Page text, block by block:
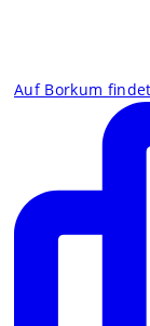
Auf Borkum